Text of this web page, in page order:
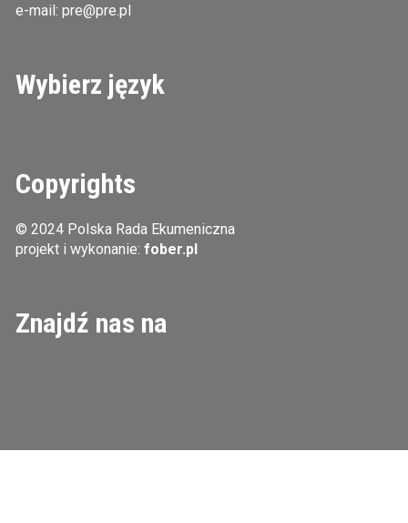
e-mail: pre@pre.pl
Wybierz język
Copyrights
© 2024 Polska Rada Ekumeniczna
projekt i wykonanie: fober.pl
Znajdź nas na